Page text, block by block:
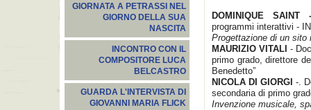
GIORNATA A PETRASSI NEL
GIORNO DELLA SUA
NASCITA
INCONTRO CON IL
COMPOSITORE LUCA
BELCASTRO
GUARDA L'INTERVISTA DI
GIOVANNI MARIA FLICK
DOMINIQUE
programmi interattivi -
Progettazione di un sito
MAURIZIO VITALI -
primo grado, direttore
Benedetto”
NICOLA DI GIORGI -.
secondaria di primo
Invenzione musicale,